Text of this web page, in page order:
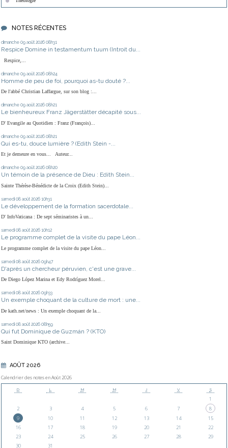
NOTES RÉCENTES
dimanche 09 août 2026 08h31
Respice Domine in testamentum tuum (Introit du...
Respice,...
dimanche 09 août 2026 08h24
Homme de peu de foi, pourquoi as-tu douté ?...
De l'abbé Christian Laffargue, sur son blog :...
dimanche 09 août 2026 08h21
Le bienheureux Franz Jägerstätter décapité sous...
D' Evangile au Quotidien : Franz (François)...
dimanche 09 août 2026 08h21
Qui es-tu, douce lumière ? (Edith Stein -...
Et je demeure en vous... Auteur...
dimanche 09 août 2026 08h20
Un témoin de la présence de Dieu : Edith Stein...
Sainte Thérèse-Bénédicte de la Croix (Edith Stein)...
samedi 08 août 2026 10h31
Le développement de la formation sacerdotale...
D' InfoVaticana : De sept séminaristes à un...
samedi 08 août 2026 10h12
Le programme complet de la visite du pape Léon...
Le programme complet de la visite du pape Léon...
samedi 08 août 2026 09h47
D'après un chercheur péruvien, c'est une grave...
De Diego López Marina et Edy Rodríguez Morel...
samedi 08 août 2026 09h33
Un exemple choquant de la culture de mort : une...
De kath.net/news : Un exemple choquant de la...
samedi 08 août 2026 08h59
Qui fut Dominique de Guzmán ? (KTO)
Saint Dominique KTO (archive...
AOÛT 2026
Calendrier des notes en Août 2026
D L M M J V S
1
2
3 4 5 6 7
8
9
10 11 12 13 14
15
16
17 18 19 20 21
22
23
24 25 26 27 28
29
30
31